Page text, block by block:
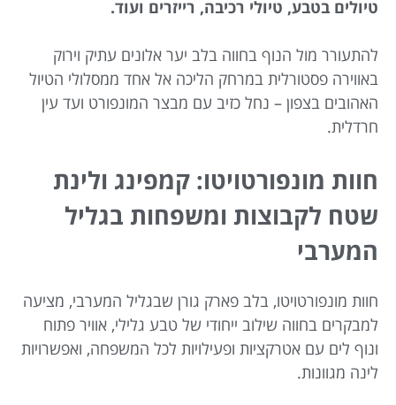
טיולים בטבע, טיולי רכיבה, רייזרים ועוד.
להתעורר מול הנוף בחווה בלב יער אלונים עתיק וירוק
באווירה פסטורלית במרחק הליכה אל אחד ממסלולי הטיול
האהובים בצפון – נחל כזיב עם מבצר המונפורט ועד עין
חרדלית.
חוות מונפורטויטו: קמפינג ולינת
שטח לקבוצות ומשפחות בגליל
המערבי
חוות מונפורטויטו, בלב פארק גורן שבגליל המערבי, מציעה
למבקרים בחווה שילוב ייחודי של טבע גלילי, אוויר פתוח
ונוף לים עם אטרקציות ופעילויות לכל המשפחה, ואפשרויות
לינה מגוונות.